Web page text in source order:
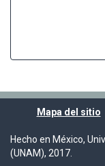
Mapa del sitio
Hecho en México,
(UNAM), 2017.